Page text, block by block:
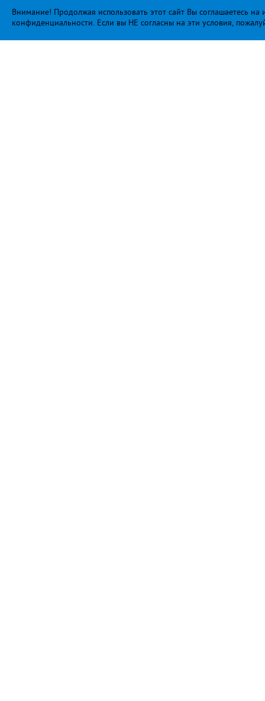
Внимание! Продолжая использовать этот сайт Вы соглашаетесь
конфиденциальности. Если вы НЕ согласны на эти условия,